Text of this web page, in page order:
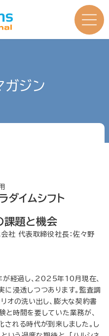
ガジン
イムシフト
課題と機会
会社 代表取締役社長：佐々野
経過し、2025年10月現在、
浸透しつつあります。監査調
オの洗い出し、膨大な契約書
と時間を要していた業務が、
れる時代が到来しました。し